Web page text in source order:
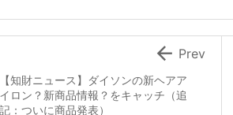
【知財ニュース】ダイソンの新ヘアア
イロン？新商品情報？をキャッチ（追
記：ついに商品発表）
 Prev